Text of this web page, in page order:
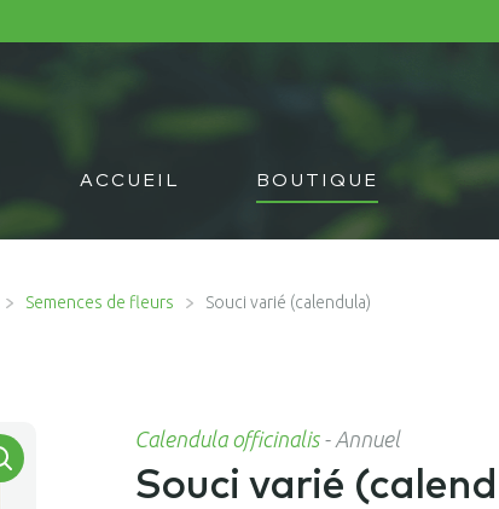
ACCUEIL BOUTIQUE
Semences de fleurs Souci varié (calendula)
Calendula officinalis- Annuel
Souci varié